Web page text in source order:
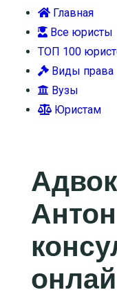
Главная
Все юристы
ТОП 100
Виды права
Вузы
Юристам